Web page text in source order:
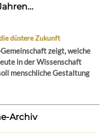
düstere Zukunft
zeigt, welche
in der Wissenschaft
menschliche Gestaltung
Archiv